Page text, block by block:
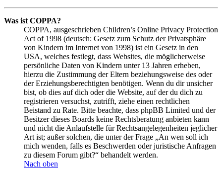
Was ist COPPA?
COPPA, ausgeschrieben Children’s Online Privacy Protection
Act of 1998 (deutsch: Gesetz zum Schutz der Privatsphäre
von Kindern im Internet von 1998) ist ein Gesetz in den
USA, welches festlegt, dass Websites, die möglicherweise
persönliche Daten von Kindern unter 13 Jahren erheben,
hierzu die Zustimmung der Eltern beziehungsweise des oder
der Erziehungsberechtigten benötigen. Wenn du dir unsicher
bist, ob dies auf dich oder die Website, auf der du dich zu
registrieren versuchst, zutrifft, ziehe einen rechtlichen
Beistand zu Rate. Bitte beachte, dass phpBB Limited und der
Besitzer dieses Boards keine Rechtsberatung anbieten kann
und nicht die Anlaufstelle für Rechtsangelegenheiten jeglicher
Art ist; außer solchen, die unter der Frage „An wen soll ich
mich wenden, falls es Beschwerden oder juristische Anfragen
zu diesem Forum gibt?“ behandelt werden.
Nach oben